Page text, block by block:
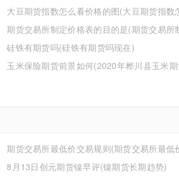
大豆期货指数怎么看价格的图(大豆期货指数
期货交易所制定价格表的目的是(期货交易所
的是什么)
硅铁有期货吗(硅铁有期货吗现在)
玉米保险期货前景如何(2020年桦川县玉米
期货交易所最低价交易规则(期货交易所最低
8月13日创元期货镍早评(镍期货长期趋势)